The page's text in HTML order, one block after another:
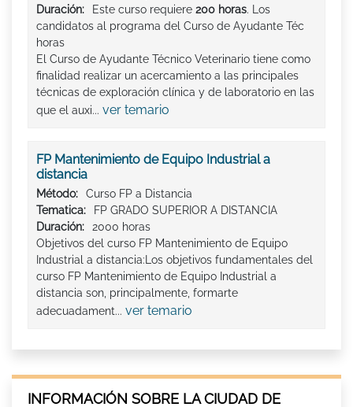
Duración:
Este curso requiere 200 horas. Los
candidatos al programa del Curso de Ayudante Téc
horas
El Curso de Ayudante Técnico Veterinario tiene como
finalidad realizar un acercamiento a las principales
técnicas de exploración clínica y de laboratorio en las
que el auxi... ver temario
FP Mantenimiento de Equipo Industrial a
distancia
Método:
Curso FP a Distancia
Tematica:
FP GRADO SUPERIOR A DISTANCIA
Duración:
2000 horas
Objetivos del curso FP Mantenimiento de Equipo
Industrial a distancia:Los objetivos fundamentales del
curso FP Mantenimiento de Equipo Industrial a
distancia son, principalmente, formarte
adecuadament... ver temario
INFORMACIÓN SOBRE LA CIUDAD DE